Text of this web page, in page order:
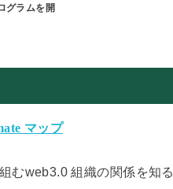
グラムを開
マップ
むweb3.0 組織の関係を知る